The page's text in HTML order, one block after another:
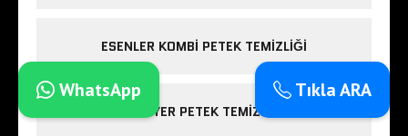
ESENLER KOMBI PETEK TEMIZLIĞI
SARIYER PETEK TEMIZLIĞI
Tıkla ARA
WhatsApp